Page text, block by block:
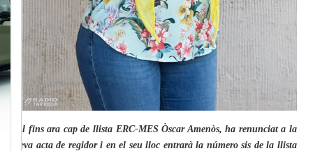
El fins ara cap de llista ERC-MES Òscar Amenòs, ha renunciat a la
seva acta de regidor i en el seu lloc entrarà la número sis de la llista